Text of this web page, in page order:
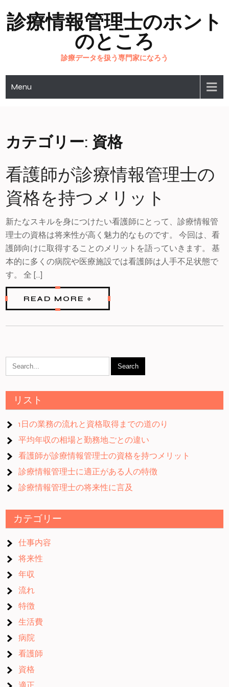
to
content
診療情報管理士のホント
のところ
診療データを扱う専門家になろう
Menu
カテゴリー: 資格
看護師が診療情報管理士の
資格を持つメリット
新たなスキルを身につけたい看護師にとって、診療情報管
理士の資格は将来性が高く魅力的なものです。 今回は、看
護師向けに取得することのメリットを語っていきます。 基
本的に多くの病院や医療施設では看護師は人手不足状態で
す。 全 […]
READ MORE »
リスト
1日の業務の流れと資格取得までの道のり
平均年収の相場と勤務地ごとの違い
看護師が診療情報管理士の資格を持つメリット
診療情報管理士に適正がある人の特徴
診療情報管理士の将来性に言及
カテゴリー
仕事内容
将来性
年収
流れ
特徴
生活費
病院
看護師
資格